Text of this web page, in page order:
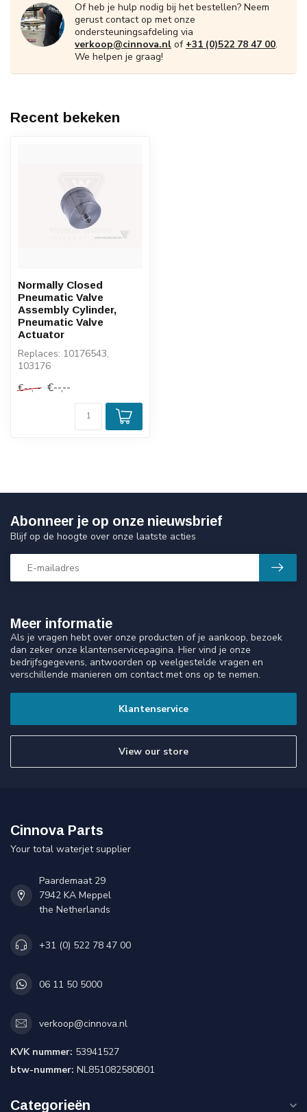
Of heb je hulp nodig bij het bestellen? Neem
gerust contact op met onze
ondersteuningsafdeling via
verkoop@cinnova.nl of +31 (0)522 78 47 00.
We helpen je graag!
Recent bekeken
Normally Closed
Pneumatic Valve
Assembly Cylinder,
Pneumatic Valve
Actuator
Replaces: 10176543,
103176
€--,-- €--,--
Meer informatie
Als je vragen hebt over onze producten of je aankoop, bezoek
dan zeker onze klantenservicepagina. Hier vind je onze
bedrijfsgegevens, antwoorden op veelgestelde vragen en
verschillende manieren om contact met ons op te nemen.
Klantenservice
View our store
Abonneer je op onze nieuwsbrief
Blijf op de hoogte over onze laatste acties
Cinnova Parts
Your total waterjet supplier
Paardemaat 29
7942 KA Meppel
the Netherlands
+31 (0) 522 78 47 00
06 11 50 5000
verkoop@cinnova.nl
KVK nummer: 53941527
btw-nummer: NL851082580B01
Categorieën